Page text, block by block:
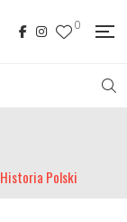
0
Historia Polski